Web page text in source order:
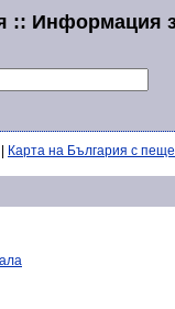
:: Информация
Карта на България с